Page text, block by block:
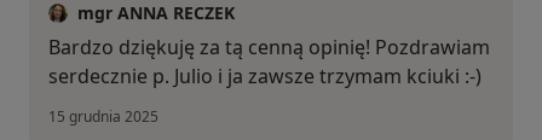
mgr ANNA RECZEK
Bardzo dziękuję za tą cenną opinię! Pozdrawiam
serdecznie p. Julio i ja zawsze trzymam kciuki :-)
15 grudnia 2025